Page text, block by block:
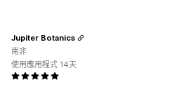
Jupiter Botanics
南非
使用應用程式 14天